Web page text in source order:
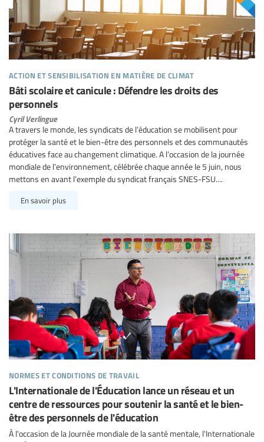
action et sensibilisation en matière de climat
Bâti scolaire et canicule : Défendre les droits des
personnels
Cyril Verlingue
A travers le monde, les syndicats de l’éducation se mobilisent pour
protéger la santé et le bien-être des personnels et des communautés
éducatives face au changement climatique. A l’occasion de la journée
mondiale de l’environnement, célébrée chaque année le 5 juin, nous
mettons en avant l’exemple du syndicat français SNES-FSU....
En savoir plus
normes et conditions de travail
L'Internationale de l'Éducation lance un réseau et un
centre de ressources pour soutenir la santé et le bien-
être des personnels de l'éducation
À l'occasion de la Journée mondiale de la santé mentale, l'Internationale